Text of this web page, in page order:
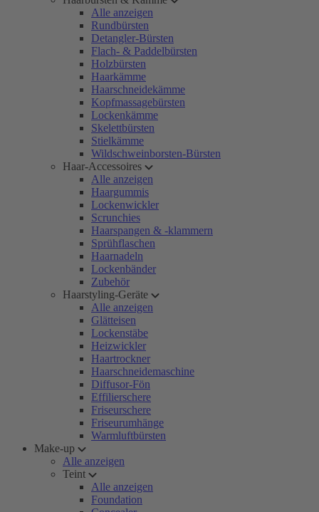
Alle anzeigen
Rundbürsten
Detangler-Bürsten
Flach- & Paddelbürsten
Holzbürsten
Haarkämme
Haarschneidekämme
Kopfmassagebürsten
Lockenkämme
Skelettbürsten
Stielkämme
Wildschweinborsten-Bürsten
Haar-Accessoires
Alle anzeigen
Haargummis
Lockenwickler
Scrunchies
Haarspangen & -klammern
Sprühflaschen
Haarnadeln
Lockenbänder
Zubehör
Haarstyling-Geräte
Alle anzeigen
Glätteisen
Lockenstäbe
Heizwickler
Haartrockner
Haarschneidemaschine
Diffusor-Fön
Effilierschere
Friseurschere
Friseurumhänge
Warmluftbürsten
Make-up
Alle anzeigen
Teint
Alle anzeigen
Foundation